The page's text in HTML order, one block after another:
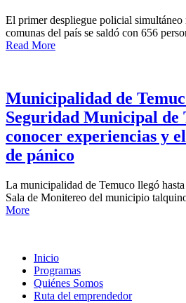
El primer despliegue policial simultáneo
comunas del país se saldó con 656
Read More
Municipalidad de
Seguridad Municipal de
conocer experiencias y
de pánico
La municipalidad de Temuco llegó
Sala de Monitereo del municipio
More
Inicio
Programas
Quiénes Somos
Ruta del emprendedor